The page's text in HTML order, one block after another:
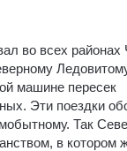
во всех районах
машине пересек
Эти поездки
Так
в котором